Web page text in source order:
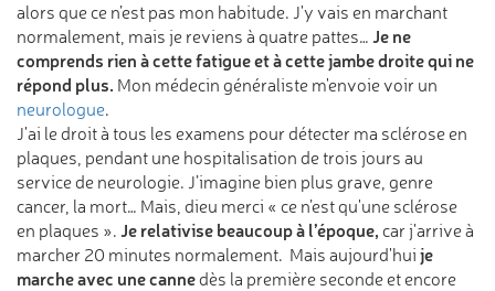
alors que ce n’est pas mon habitude. J'y vais en marchant
normalement, mais je reviens à quatre pattes… Je ne
comprends rien à cette fatigue et à cette jambe droite qui ne
répond plus. Mon médecin généraliste m'envoie voir un
neurologue.
J'ai le droit à tous les examens pour détecter ma sclérose en
plaques, pendant une hospitalisation de trois jours au
service de neurologie. J’imagine bien plus grave, genre
cancer, la mort… Mais, dieu merci « ce n’est qu'une sclérose
en plaques ». Je relativise beaucoup à l’époque, car j'arrive à
marcher 20 minutes normalement. Mais aujourd'hui je
marche avec une cannedès la première seconde et encore